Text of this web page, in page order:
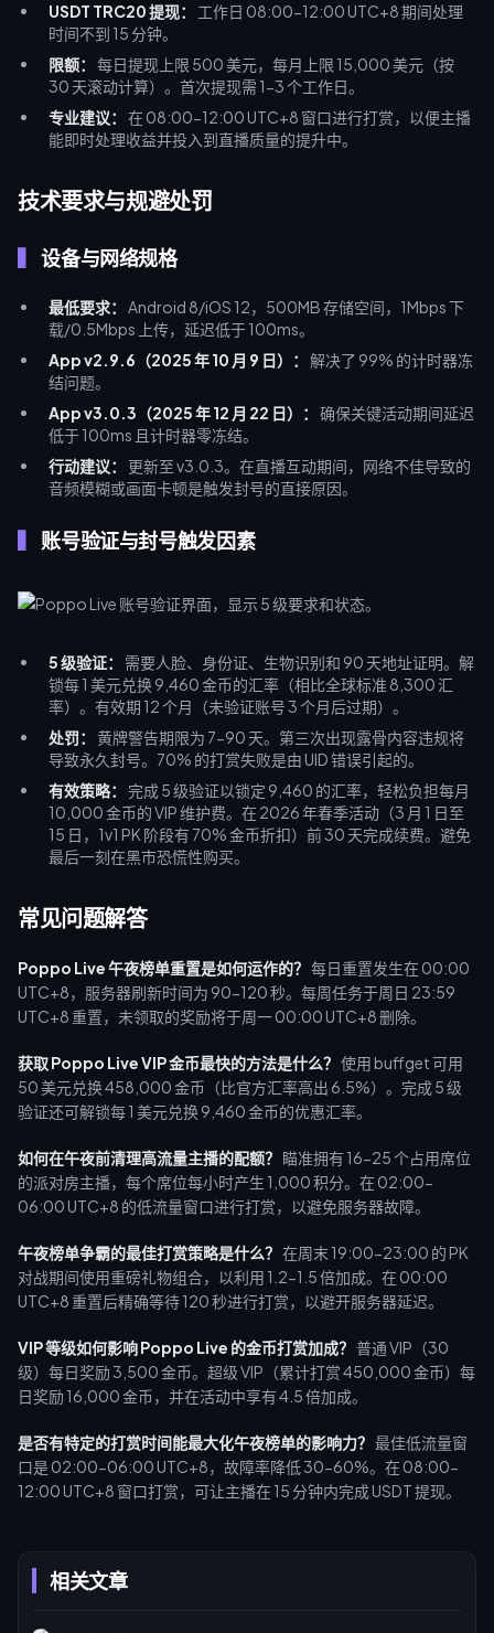
相关文章
USDT TRC20 提现：
工作日 08:00-12:00 UTC+8 期间处理
时间不到 15 分钟。
限额：
每日提现上限 500 美元，每月上限 15,000 美元（按
30 天滚动计算）。首次提现需 1-3 个工作日。
专业建议：
在 08:00-12:00 UTC+8 窗口进行打赏，以便主播
能即时处理收益并投入到直播质量的提升中。
技术要求与规避处罚
设备与网络规格
最低要求：
Android 8/iOS 12，500MB 存储空间，1Mbps 下
载/0.5Mbps 上传，延迟低于 100ms。
App v2.9.6（2025 年 10 月 9 日）：
解决了 99% 的计时器冻
结问题。
App v3.0.3（2025 年 12 月 22 日）：
确保关键活动期间延迟
低于 100ms 且计时器零冻结。
行动建议：
更新至 v3.0.3。在直播互动期间，网络不佳导致的
音频模糊或画面卡顿是触发封号的直接原因。
账号验证与封号触发因素
5 级验证：
需要人脸、身份证、生物识别和 90 天地址证明。解
锁每 1 美元兑换 9,460 金币的汇率（相比全球标准 8,300 汇
率）。有效期 12 个月（未验证账号 3 个月后过期）。
处罚：
黄牌警告期限为 7-90 天。第三次出现露骨内容违规将
导致永久封号。70% 的打赏失败是由 UID 错误引起的。
有效策略：
完成 5 级验证以锁定 9,460 的汇率，轻松负担每月
10,000 金币的 VIP 维护费。在 2026 年春季活动（3 月 1 日至
15 日，1v1 PK 阶段有 70% 金币折扣）前 30 天完成续费。避免
最后一刻在黑市恐慌性购买。
常见问题解答
Poppo Live 午夜榜单重置是如何运作的？ 每日重置发生在 00:00
UTC+8，服务器刷新时间为 90-120 秒。每周任务于周日 23:59
UTC+8 重置，未领取的奖励将于周一 00:00 UTC+8 删除。
获取 Poppo Live VIP 金币最快的方法是什么？ 使用 buffget 可用
50 美元兑换 458,000 金币（比官方汇率高出 6.5%）。完成 5 级
验证还可解锁每 1 美元兑换 9,460 金币的优惠汇率。
如何在午夜前清理高流量主播的配额？ 瞄准拥有 16-25 个占用席位
的派对房主播，每个席位每小时产生 1,000 积分。在 02:00-
06:00 UTC+8 的低流量窗口进行打赏，以避免服务器故障。
午夜榜单争霸的最佳打赏策略是什么？ 在周末 19:00-23:00 的 PK
对战期间使用重磅礼物组合，以利用 1.2-1.5 倍加成。在 00:00
UTC+8 重置后精确等待 120 秒进行打赏，以避开服务器延迟。
VIP 等级如何影响 Poppo Live 的金币打赏加成？ 普通 VIP（30
级）每日奖励 3,500 金币。超级 VIP（累计打赏 450,000 金币）每
日奖励 16,000 金币，并在活动中享有 4.5 倍加成。
是否有特定的打赏时间能最大化午夜榜单的影响力？ 最佳低流量窗
口是 02:00-06:00 UTC+8，故障率降低 30-60%。在 08:00-
12:00 UTC+8 窗口打赏，可让主播在 15 分钟内完成 USDT 提现。